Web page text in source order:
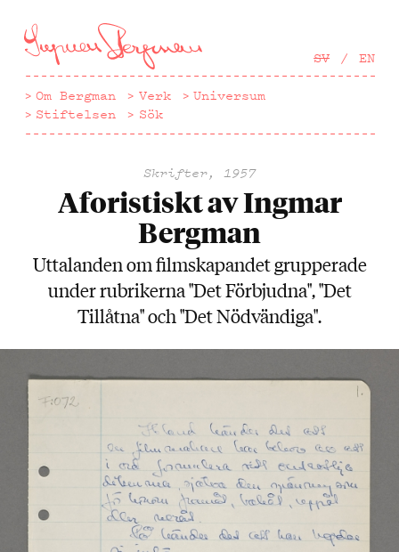
till
huvudinnehåll
SV EN
Om Bergman Verk
Universum
Stiftelsen
Sök
Skrifter, 1957
Aforistiskt av Ingmar
Bergman
Uttalanden om filmskapandet grupperade
under rubrikerna "Det Förbjudna", "Det
Tillåtna" och "Det Nödvändiga".